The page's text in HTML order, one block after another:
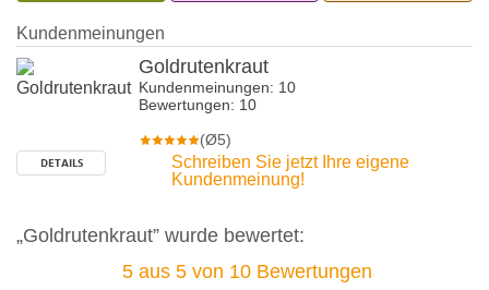
Kundenmeinungen
DETAILS
Goldrutenkraut
Kundenmeinungen: 10
Bewertungen: 10
(Ø5)
Schreiben Sie jetzt Ihre eigene
Kundenmeinung!
„Goldrutenkraut” wurde bewertet:
5 aus 5 von 10 Bewertungen